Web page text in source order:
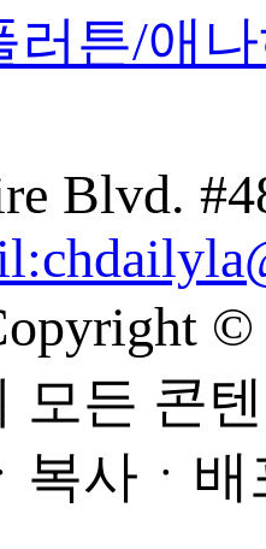
러튼/애
Blvd.
©
모든 콘
복사ㆍ